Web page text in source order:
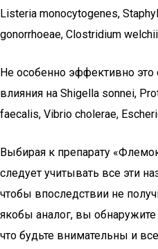
Listeria monocytogenes,
gonorrhoeae, Clostridium
Не особенно эффективно
влияния на Shigella sonnei,
faecalis, Vibrio cholerae,
Выбирая к препарату
следует учитывать все эти
чтобы впоследствии не
якобы аналог, вы
что будьте внимательны и